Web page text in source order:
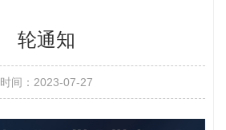
轮通知
时间：2023-07-27